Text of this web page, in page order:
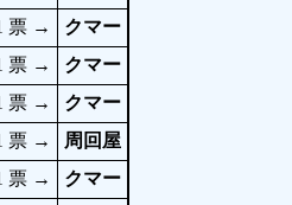
票 →
クマー
票 →
クマー
票 →
クマー
票 →
周回屋
票 →
クマー